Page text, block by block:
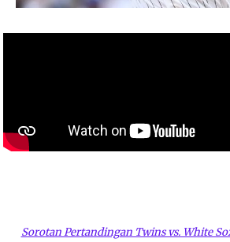
Sorotan Pertandingan Twins vs. White